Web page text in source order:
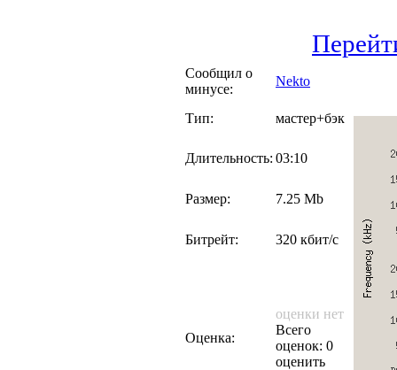
Сообщил о
минусе:
Nekto
Тип: мастер+бэк
Длительность: 03:10
Размер: 7.25 Mb
Битрейт: 320 кбит/с
Оценка:
оценки нет
Всего
оценок: 0
оценить